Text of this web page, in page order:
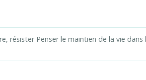
résister Penser le maintien de la vie dans